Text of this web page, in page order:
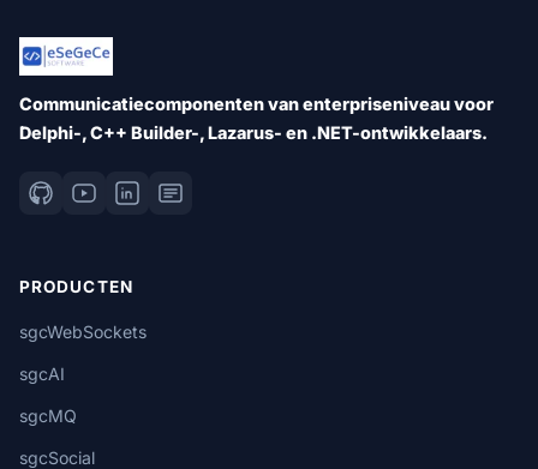
Communicatiecomponenten van enterpriseniveau voor
Delphi-, C++ Builder-, Lazarus- en .NET-ontwikkelaars.
PRODUCTEN
sgcWebSockets
sgcAI
sgcMQ
sgcSocial